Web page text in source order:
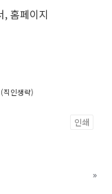
, 홈페이지
(직인생략)
인쇄
»